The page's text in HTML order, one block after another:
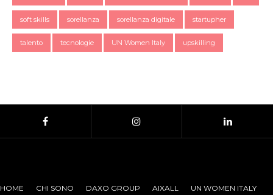
soft skills sorellanza sorellanza digitale startupher
talento tecnologie UN Women Italy upskilling
HOME CHI SONO DAXO GROUP AIXALL UN WOMEN ITALY